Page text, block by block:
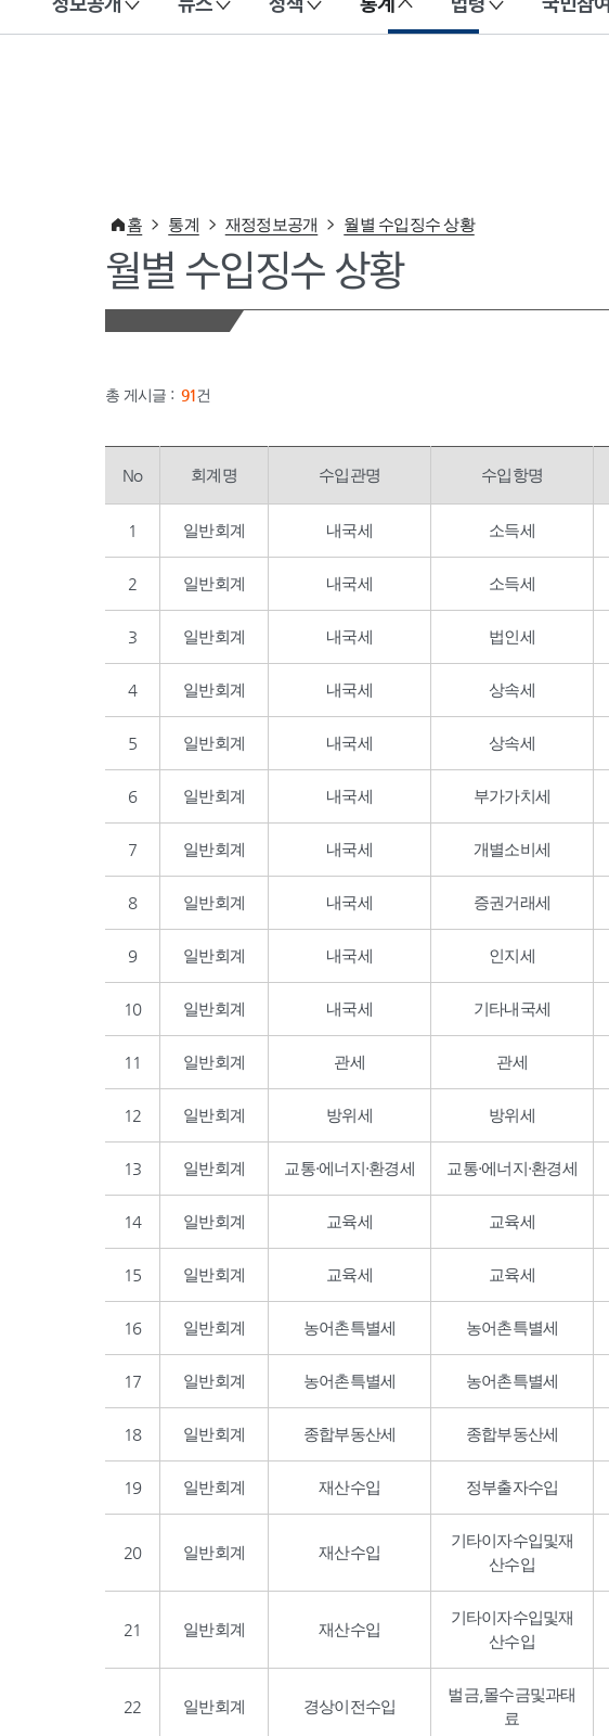
이 누리집은 대한민국 공식 전자정부 누리집입니다.
홈 통계 재정정보공개 월별 수입징수 상황
월별 수입징수 상황
총 게시글 : 91건
No 회계명 수입관명 수입항명
1 일반회계 내국세 소득세
2 일반회계 내국세 소득세
3 일반회계 내국세 법인세
4 일반회계 내국세 상속세
5 일반회계 내국세 상속세
6 일반회계 내국세 부가가치세
7 일반회계 내국세 개별소비세
8 일반회계 내국세 증권거래세
9 일반회계 내국세 인지세
10 일반회계 내국세 기타내국세
11 일반회계 관세 관세
12 일반회계 방위세 방위세
13 일반회계 교통·에너지·환경세 교통·에너지·환경세
14 일반회계 교육세 교육세
15 일반회계 교육세 교육세
16 일반회계 농어촌특별세 농어촌특별세
17 일반회계 농어촌특별세 농어촌특별세
18 일반회계 종합부동산세 종합부동산세
19 일반회계 재산수입 정부출자수입
20 일반회계 재산수입
기타이자수입및재
산수입
21 일반회계 재산수입
기타이자수입및재
산수입
22 일반회계 경상이전수입
벌금,몰수금및과태
료